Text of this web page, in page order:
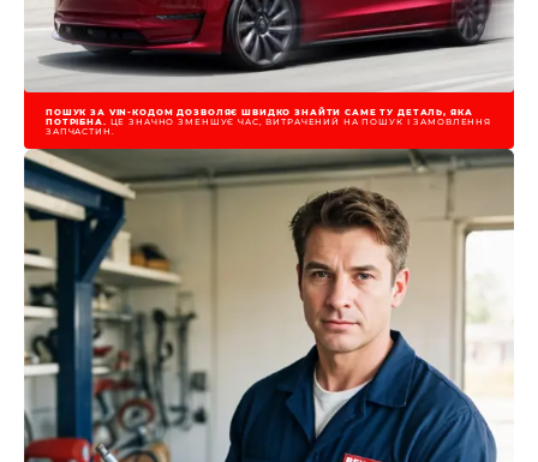
ПОШУК ЗА VIN-КОДОМ ДОЗВОЛЯЄ ШВИДКО ЗНАЙТИ САМЕ ТУ ДЕТАЛЬ, ЯКА
ПОТРІБНА. ЦЕ ЗНАЧНО ЗМЕНШУЄ ЧАС, ВИТРАЧЕНИЙ НА ПОШУК І ЗАМОВЛЕННЯ
ЗАПЧАСТИН.